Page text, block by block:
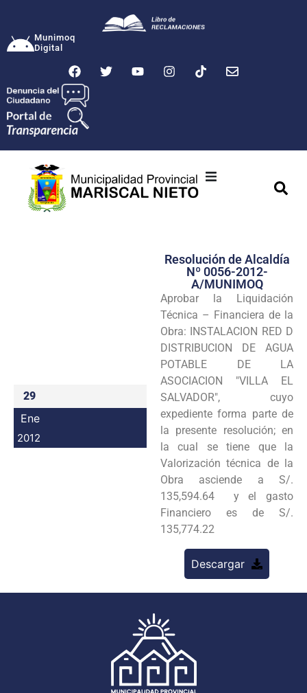
Munimoq
Digital
Transparencia
Seguridad
Programas
Intranet
29
Ene
2012
Resolución de Alcaldía
Nº 0056-2012-
A/MUNIMOQ
Aprobar la Liquidación
Técnica – Financiera de la
Obra: INSTALACION RED D
DISTRIBUCION DE AGUA
POTABLE DE LA
ASOCIACION "VILLA EL
SALVADOR", cuyo
expediente forma parte de
la presente resolución; en
la cual se tiene que la
Valorización técnica de la
Obra asciende a S/.
135,594.64 y el gasto
Financiero es de S/.
135,774.22
Descargar